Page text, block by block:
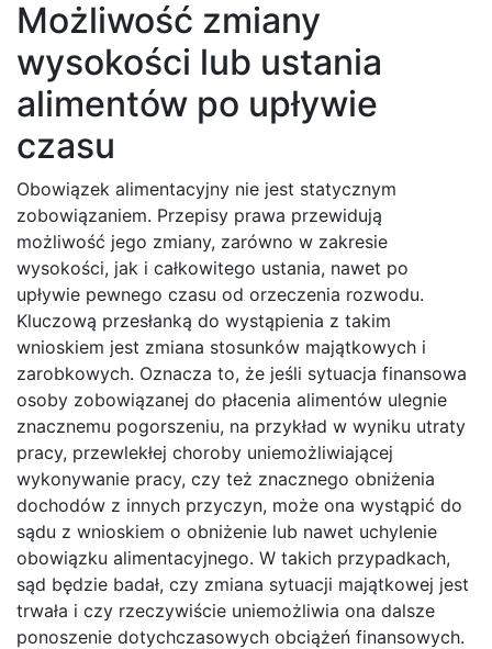
Możliwość zmiany
wysokości lub ustania
alimentów po upływie
czasu
Obowiązek alimentacyjny nie jest statycznym
zobowiązaniem. Przepisy prawa przewidują
możliwość jego zmiany, zarówno w zakresie
wysokości, jak i całkowitego ustania, nawet po
upływie pewnego czasu od orzeczenia rozwodu.
Kluczową przesłanką do wystąpienia z takim
wnioskiem jest zmiana stosunków majątkowych i
zarobkowych. Oznacza to, że jeśli sytuacja finansowa
osoby zobowiązanej do płacenia alimentów ulegnie
znacznemu pogorszeniu, na przykład w wyniku utraty
pracy, przewlekłej choroby uniemożliwiającej
wykonywanie pracy, czy też znacznego obniżenia
dochodów z innych przyczyn, może ona wystąpić do
sądu z wnioskiem o obniżenie lub nawet uchylenie
obowiązku alimentacyjnego. W takich przypadkach,
sąd będzie badał, czy zmiana sytuacji majątkowej jest
trwała i czy rzeczywiście uniemożliwia ona dalsze
ponoszenie dotychczasowych obciążeń finansowych.